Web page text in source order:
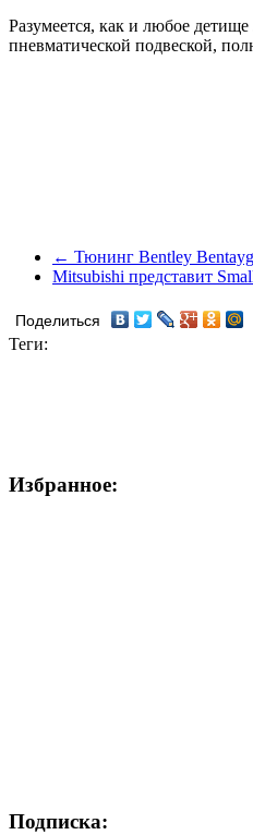
Разумеется, как и любое
пневматической подвеской,
← Тюнинг Bentley
Mitsubishi представит
Поделиться
Теги:
Избранное:
Подписка: